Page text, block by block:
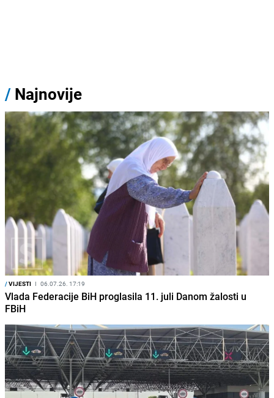
/ Najnovije
/VIJESTI I 06.07.26. 17:19
Vlada Federacije BiH proglasila 11. juli Danom žalosti u
FBiH